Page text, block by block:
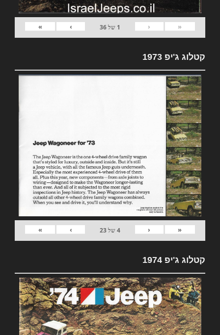
«
‹
1 של36
›
»
קטלוג ג'יפ 1973
«
‹
4של23
›
»
קטלוג ג'יפ 1974